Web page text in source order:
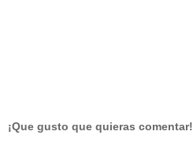
¡Que gusto que quieras comentar!